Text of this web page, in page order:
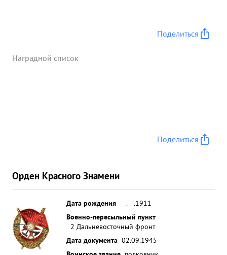
Поделиться
Наградной список
Поделиться
Орден Красного Знамени
Дата рождения
__.__.1911
Военно-пересыльный пункт
2 Дальневосточный фронт
Дата документа 02.09.1945